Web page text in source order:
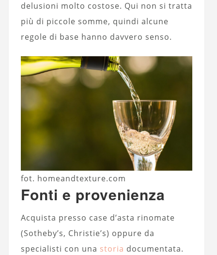
delusioni molto costose. Qui non si tratta
più di piccole somme, quindi alcune
regole di base hanno davvero senso.
fot. homeandtexture.com
Fonti e provenienza
Acquista presso case d’asta rinomate
(Sotheby’s, Christie’s) oppure da
specialisti con una storia documentata.